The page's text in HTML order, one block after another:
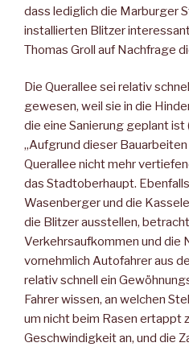
dass lediglich die Marburger
installierten Blitzer
Thomas Groll auf Nachfrage
Die Querallee sei relativ
gewesen, weil sie in die
die eine Sanierung geplant ist
„Aufgrund dieser
Querallee nicht mehr
das Stadtoberhaupt.
Wasenberger und die
die Blitzer ausstellen,
Verkehrsaufkommen und die
vornehmlich Autofahrer aus
relativ schnell ein
Fahrer wissen, an welchen
um nicht beim Rasen ertappt
Geschwindigkeit an, und die